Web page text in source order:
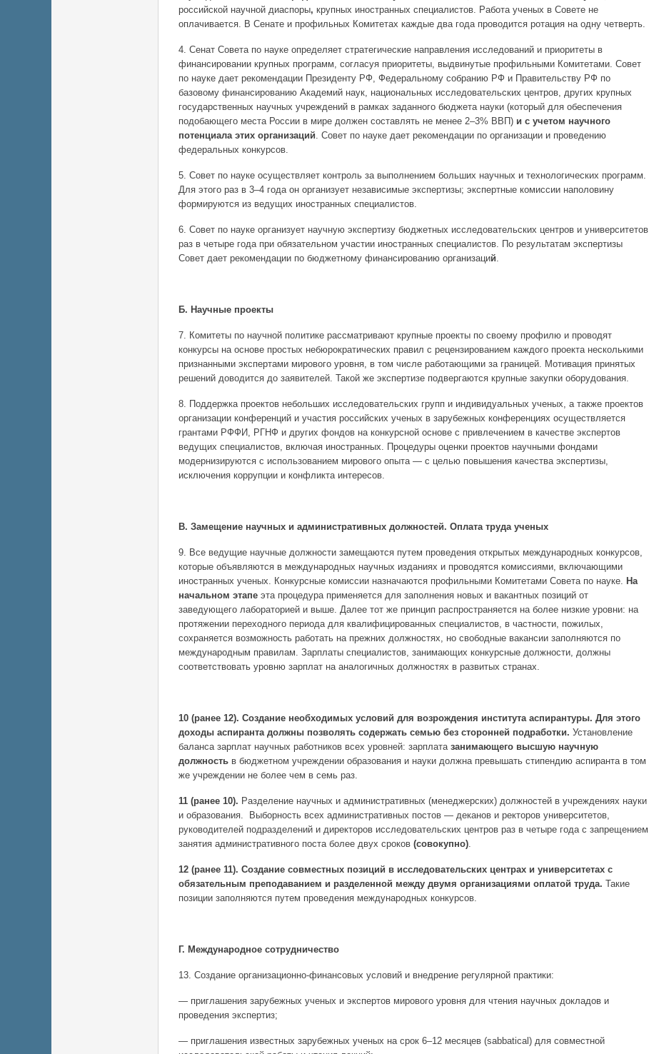
российской научной диаспоры, крупных иностранных специалистов. Работа ученых в Совете не
оплачивается. В Сенате и профильных Комитетах каждые два года проводится ротация на одну четверть.
4. Сенат Совета по науке определяет стратегические направления исследований и приоритеты в
финансировании крупных программ, согласуя приоритеты, выдвинутые профильными Комитетами. Совет
по науке дает рекомендации Президенту РФ, Федеральному собранию РФ и Правительству РФ по
базовому финансированию Академий наук, национальных исследовательских центров, других крупных
государственных научных учреждений в рамках заданного бюджета науки (который для обеспечения
подобающего места России в мире должен составлять не менее 2–3% ВВП) и с учетом научного
потенциала этих организаций. Совет по науке дает рекомендации по организации и проведению
федеральных конкурсов.
5. Совет по науке осуществляет контроль за выполнением больших научных и технологических программ.
Для этого раз в 3–4 года он организует независимые экспертизы; экспертные комиссии наполовину
формируются из ведущих иностранных специалистов.
6. Совет по науке организует научную экспертизу бюджетных исследовательских центров и университетов
раз в четыре года при обязательном участии иностранных специалистов. По результатам экспертизы
Совет дает рекомендации по бюджетному финансированию организаций.
Б. Научные проекты
7. Комитеты по научной политике рассматривают крупные проекты по своему профилю и проводят
конкурсы на основе простых небюрократических правил с рецензированием каждого проекта несколькими
признанными экспертами мирового уровня, в том числе работающими за границей. Мотивация принятых
решений доводится до заявителей. Такой же экспертизе подвергаются крупные закупки оборудования.
8. Поддержка проектов небольших исследовательских групп и индивидуальных ученых, а также проектов
организации конференций и участия российских ученых в зарубежных конференциях осуществляется
грантами РФФИ, РГНФ и других фондов на конкурсной основе с привлечением в качестве экспертов
ведущих специалистов, включая иностранных. Процедуры оценки проектов научными фондами
модернизируются с использованием мирового опыта — с целью повышения качества экспертизы,
исключения коррупции и конфликта интересов.
В. Замещение научных и административных должностей. Оплата труда ученых
9. Все ведущие научные должности замещаются путем проведения открытых международных конкурсов,
которые объявляются в международных научных изданиях и проводятся комиссиями, включающими
иностранных ученых. Конкурсные комиссии назначаются профильными Комитетами Совета по науке. На
начальном этапе эта процедура применяется для заполнения новых и вакантных позиций от
заведующего лабораторией и выше. Далее тот же принцип распространяется на более низкие уровни: на
протяжении переходного периода для квалифицированных специалистов, в частности, пожилых,
сохраняется возможность работать на прежних должностях, но свободные вакансии заполняются по
международным правилам. Зарплаты специалистов, занимающих конкурсные должности, должны
соответствовать уровню зарплат на аналогичных должностях в развитых странах.
10 (ранее 12). Создание необходимых условий для возрождения института аспирантуры. Для этого
доходы аспиранта должны позволять содержать семью без сторонней подработки. Установление
баланса зарплат научных работников всех уровней: зарплата занимающего высшую научную
должность в бюджетном учреждении образования и науки должна превышать стипендию аспиранта в том
же учреждении не более чем в семь раз.
11 (ранее 10). Разделение научных и административных (менеджерских) должностей в учреждениях науки
и образования. Выборность всех административных постов — деканов и ректоров университетов,
руководителей подразделений и директоров исследовательских центров раз в четыре года с запрещением
занятия административного поста более двух сроков (совокупно).
12 (ранее 11). Создание совместных позиций в исследовательских центрах и университетах с
обязательным преподаванием и разделенной между двумя организациями оплатой труда. Такие
позиции заполняются путем проведения международных конкурсов.
Г. Международное сотрудничество
13. Создание организационно-финансовых условий и внедрение регулярной практики:
— приглашения зарубежных ученых и экспертов мирового уровня для чтения научных докладов и
проведения экспертиз;
— приглашения известных зарубежных ученых на срок 6–12 месяцев (sabbatical) для совместной